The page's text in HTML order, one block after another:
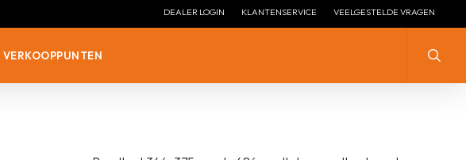
DEALER LOGIN KLANTENSERVICE VEELGESTELDE VRAGEN
VERKOOPPUNTEN